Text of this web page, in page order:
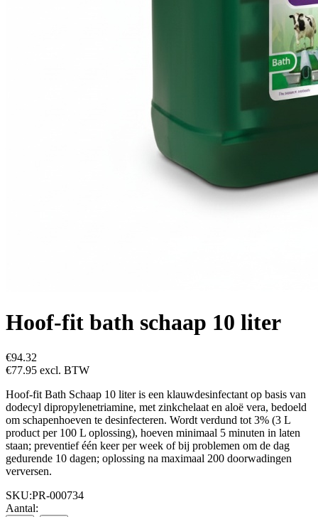
Hoof-fit bath schaap 10 liter
€94.32
€77.95 excl. BTW
Hoof-fit Bath Schaap 10 liter is een klauwdesinfectant op basis van
dodecyl dipropylenetriamine, met zinkchelaat en aloë vera, bedoeld
om schapenhoeven te desinfecteren. Wordt verdund tot 3% (3 L
product per 100 L oplossing), hoeven minimaal 5 minuten in laten
staan; preventief één keer per week of bij problemen om de dag
gedurende 10 dagen; oplossing na maximaal 200 doorwadingen
verversen.
SKU:PR-000734
Aantal: